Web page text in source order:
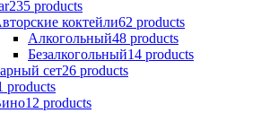
235 products
коктейли62 products
Алкогольный48 products
Безалкогольный14 products
сет26 products
products
12 products